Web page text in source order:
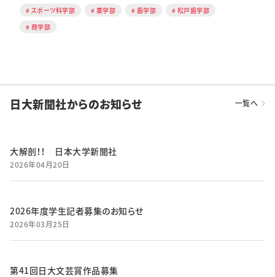
スポーツ科学部
薬学部 歯学部
松戸歯学部
商学部
日大新聞社からのお知らせ 一覧へ
大解剖！！ 日本大学新聞社
2026年04月20日
2026年度学生記者募集のお知らせ
2026年03月25日
第41回日大文芸賞作品募集